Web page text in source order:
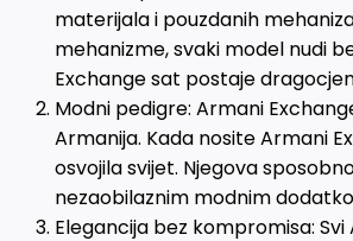
materijala i pouzdanih
mehanizme, svaki model nudi
Exchange sat postaje
Modni pedigre: Armani
Armanija. Kada nosite Armani
osvojila svijet. Njegova
nezaobilaznim modnim
Elegancija bez kompromisa: